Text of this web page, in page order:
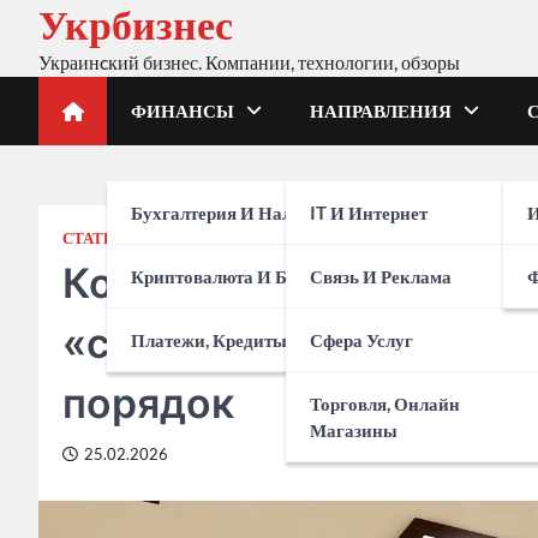
content
Укрбизнес
Украинcкий бизнес. Компании, технологии, обзоры
ФИНАНСЫ
Бухгалтерия И Налоги
Криптовалюта И Биржи
Платежи, Кредиты, Банки
НАПРАВЛЕНИЯ
IT И Интернет
Связь И Реклама
Сфера Услуг
Торговля, Онлайн
Магазины
СТАТЬИ ПАРТНЕРОВ
Косметологическая
«станцию», которая
порядок
25.02.2026